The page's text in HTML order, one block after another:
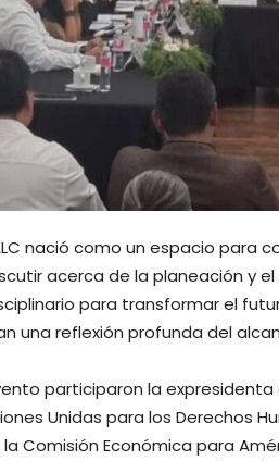
nació como un espacio para
acerca de la planeación y
para transformar el
una reflexión profunda del
participaron la
Unidas para los Derechos
la Comisión Económica para